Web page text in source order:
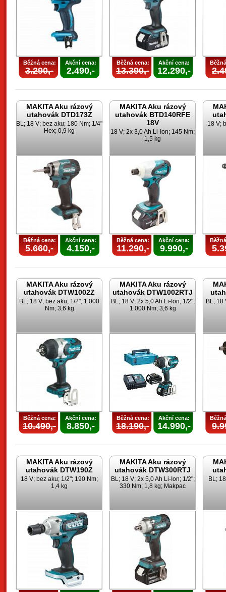
Běžná cena:
3.290,-
Akční cena:
2.490,-
Běžná cena:
13.390,-
Akční cena:
12.290,-
MAKITA Aku rázový
utahovák DTD173Z
BL; 18 V; bez aku; 180 Nm; 1/4"
Hex; 0,9 kg
Běžná cena:
5.660,-
Akční cena:
4.150,-
MAKITA Aku rázový
utahovák BTD140RFE
18V
18 V; 2x 3,0 Ah Li-Ion; 145 Nm;
1,5 kg
Běžná cena:
11.290,-
Akční cena:
9.990,-
18 V;
MAKITA Aku rázový
utahovák DTW1002Z
BL; 18 V; bez aku; 1/2"; 1.000
Nm; 3,6 kg
Běžná cena:
10.490,-
Akční cena:
8.850,-
MAKITA Aku rázový
utahovák DTW1002RTJ
BL; 18 V; 2x 5,0 Ah Li-Ion; 1/2";
1.000 Nm; 3,6 kg
Běžná cena:
18.190,-
Akční cena:
14.990,-
BL; 18
MAKITA Aku rázový
utahovák DTW190Z
18 V; bez aku; 1/2"; 190 Nm;
1,4 kg
MAKITA Aku rázový
utahovák DTW300RTJ
BL; 18 V; 2x 5,0 Ah Li-Ion; 1/2";
330 Nm; 1,8 kg; Makpac
BL;